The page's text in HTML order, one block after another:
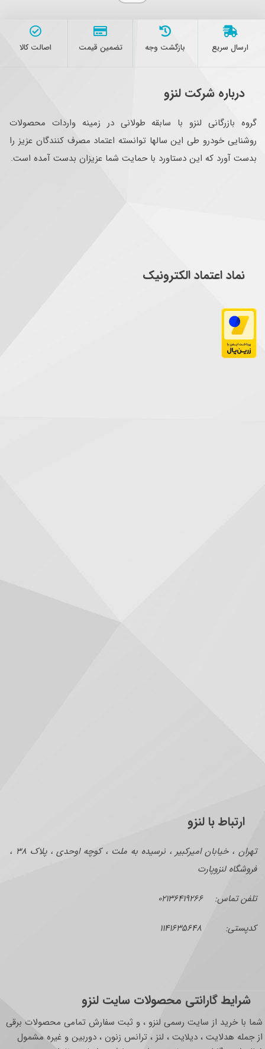
ارسال سریع بازگشت وجه تضمین قیمت اصالت کالا
درباره شرکت لنزو
گروه بازرگانی لنزو با سابقه طولانی در زمینه واردات محصولات
روشنایی خودرو طی این سالها توانسته اعتماد مصرف کنندگان عزیز را
بدست آورد که این دستاورد با حمایت شما عزیزان بدست آمده است.
نماد اعتماد الکترونیک
ارتباط با لنزو
تهران ، خیابان امیرکبیر ، نرسیده به ملت ، کوچه اوحدی ، پلاک ۳۸ ،
فروشگاه لنزوپارت
تلفن تماس: ۰۲۱۳۶۴۱۹۲۶۶
کدپستی: ۱۱۴۱۶۳۵۶۴۸
شرایط گارانتی محصولات سایت لنزو
شما با خرید از سایت رسمی لنزو ، و ثبت سفارش تمامی محصولات برقی
از جمله هدلایت ، دیلایت ، لنز ، ترانس زنون ، دوربین و غیره مشمول